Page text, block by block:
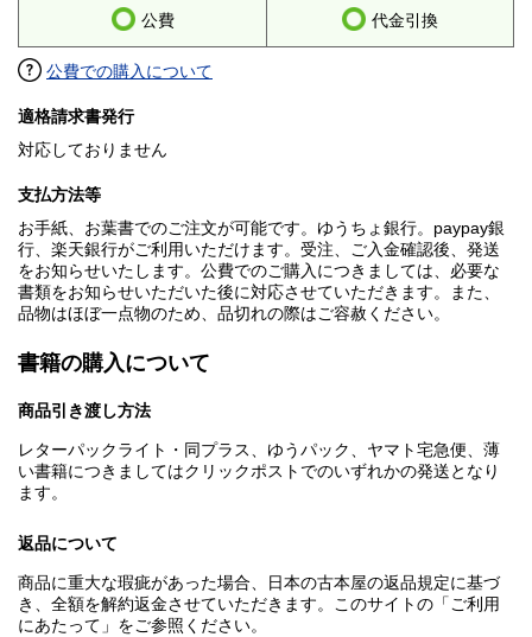
公費 代金引換
公費での購入について
適格請求書発行
対応しておりません
支払方法等
お手紙、お葉書でのご注文が可能です。ゆうちょ銀行。paypay銀
行、楽天銀行がご利用いただけます。受注、ご入金確認後、発送
をお知らせいたします。公費でのご購入につきましては、必要な
書類をお知らせいただいた後に対応させていただきます。また、
品物はほぼ一点物のため、品切れの際はご容赦ください。
書籍の購入について
商品引き渡し方法
レターパックライト・同プラス、ゆうパック、ヤマト宅急便、薄
い書籍につきましてはクリックポストでのいずれかの発送となり
ます。
返品について
商品に重大な瑕疵があった場合、日本の古本屋の返品規定に基づ
き、全額を解約返金させていただきます。このサイトの「ご利用
にあたって」をご参照ください。